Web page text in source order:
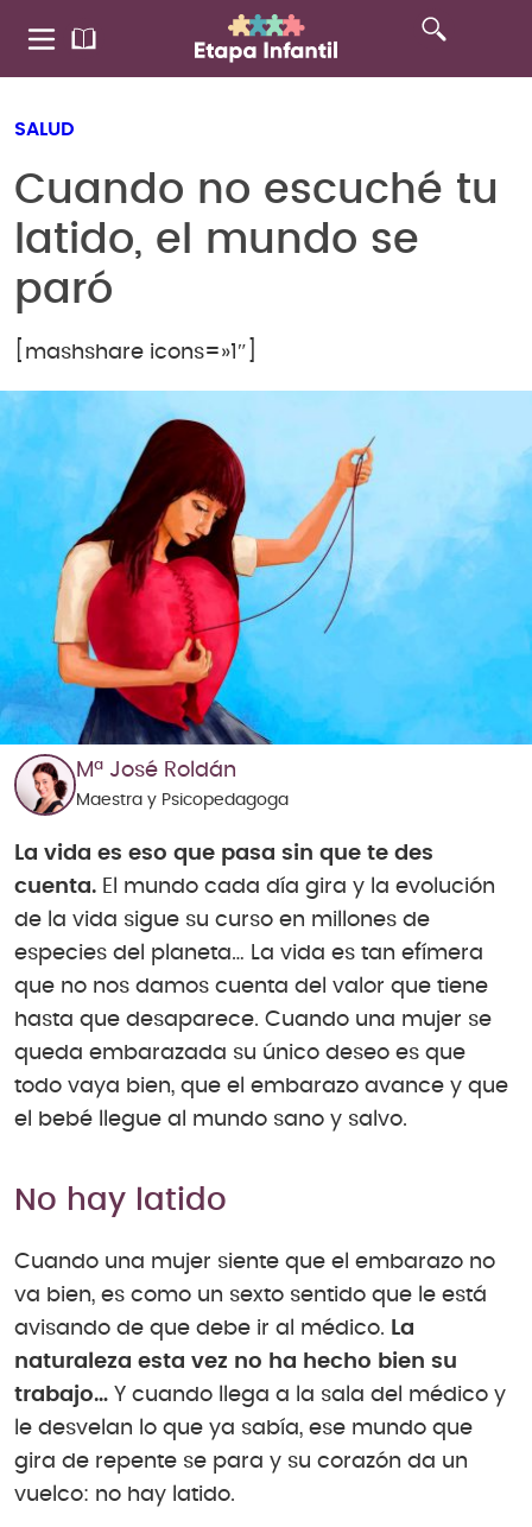
SALUD
Cuando no escuché tu
latido, el mundo se
paró
[mashshare icons=»1″]
Mª José Roldán
Maestra y Psicopedagoga
La vida es eso que pasa sin que te des
cuenta. El mundo cada día gira y la evolución
de la vida sigue su curso en millones de
especies del planeta… La vida es tan efímera
que no nos damos cuenta del valor que tiene
hasta que desaparece. Cuando una mujer se
queda embarazada su único deseo es que
todo vaya bien, que el embarazo avance y que
el bebé llegue al mundo sano y salvo.
No hay latido
Cuando una mujer siente que el embarazo no
va bien, es como un sexto sentido que le está
avisando de que debe ir al médico. La
naturaleza esta vez no ha hecho bien su
trabajo… Y cuando llega a la sala del médico y
le desvelan lo que ya sabía, ese mundo que
gira de repente se para y su corazón da un
vuelco: no hay latido.